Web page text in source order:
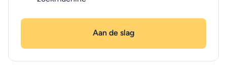
Aan de slag